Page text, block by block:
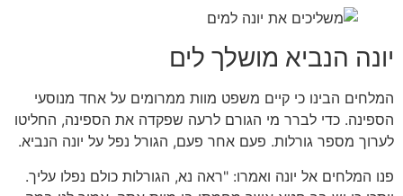
יונה הנביא מושלך לים
המלחים הבינו כי קיים משפט מוות ממרומים על אחד מנוסעי
הספינה. כדי לברר מי הגורם לרעה שפקדה את הספינה, החליטו
לערוך מספר גורלות. פעם אחר פעם, הגורל נפל על יונה הנביא.
פנו המלחים אל יונה ואמרו: "ראה נא, הגורלות כולם נפלו עליך.